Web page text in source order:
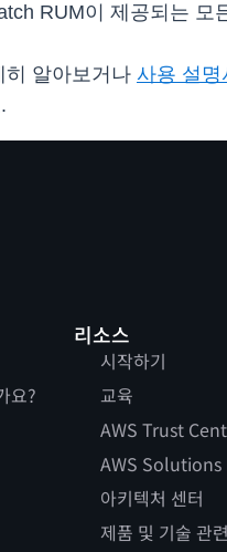
RUM이 제공되는
히 알아보거나 사용 설명
요?
리소스
시작하기
교육
AWS Trust
AWS
아키텍처 센터
제품 및 기술 관